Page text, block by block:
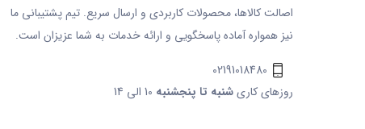
اصالت کالاها، محصولات کاربردی و ارسال سریع. تیم پشتیبانی ما
نیز همواره آماده پاسخگویی و ارائه خدمات به شما عزیزان است.
02191018480
روزهای کاریشنبه تا پنجشنبه